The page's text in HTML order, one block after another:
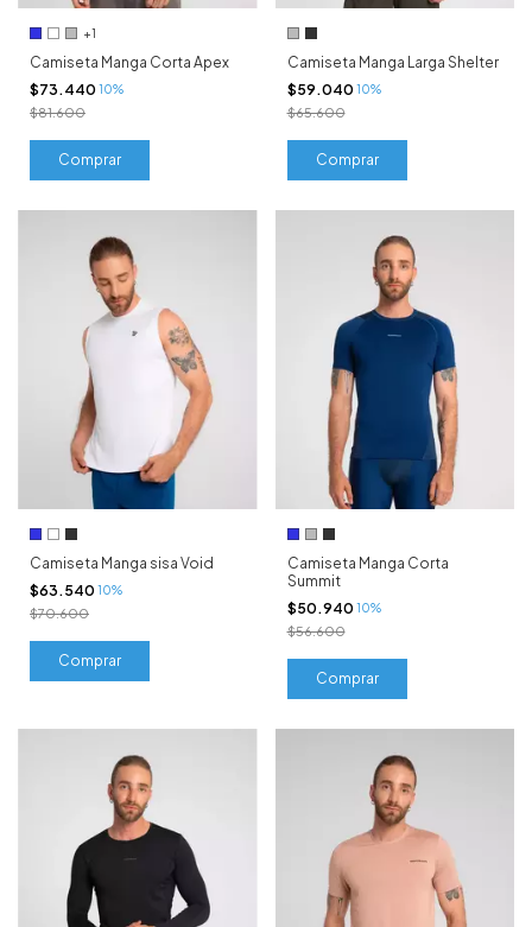
+1
Camiseta Manga Corta Apex
$73.440 10%
$81.600
Comprar
Camiseta Manga Larga Shelter
$59.040 10%
$65.600
Comprar
Camiseta Manga sisa Void
$63.540 10%
$70.600
Comprar
Camiseta Manga Corta
Summit
$50.940 10%
$56.600
Comprar